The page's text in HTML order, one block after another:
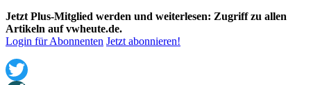
Jetzt Plus-Mitglied werden und weiterlesen: Zugriff zu allen
Artikeln auf vwheute.de.
Login für Abonnenten Jetzt abonnieren!